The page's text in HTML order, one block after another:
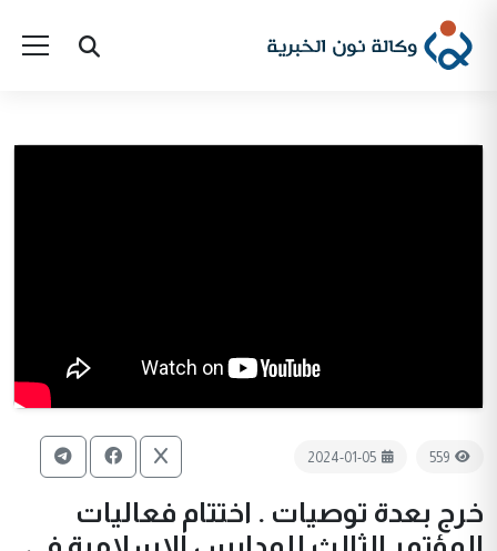
559
2024-01-05
خرج بعدة توصيات . اختتام فعاليات